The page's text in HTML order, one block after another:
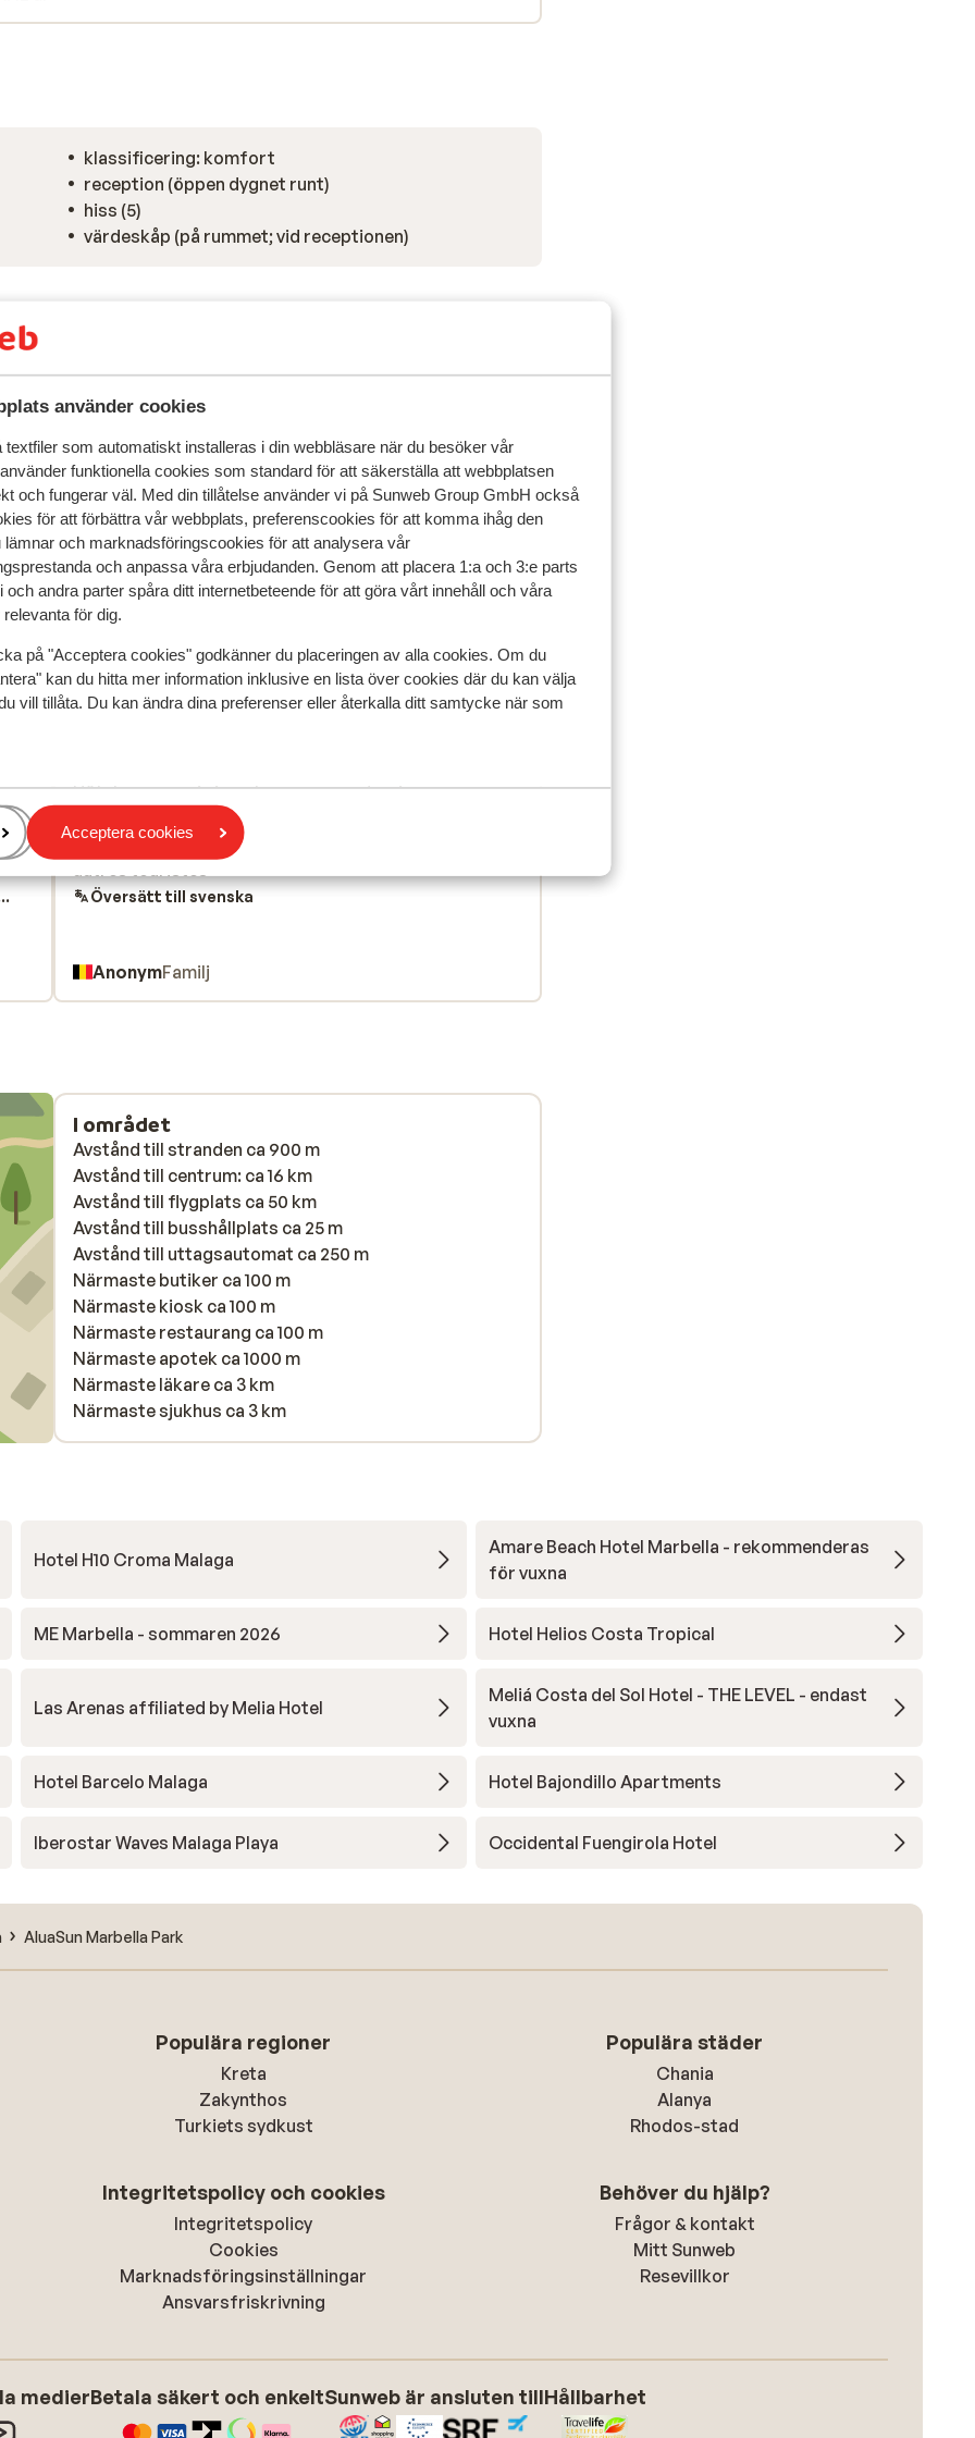
använder cookies
textfiler som automatiskt installeras i din webbläsare när du besöker vår
funktionella cookies som standard för att säkerställa att webbplatsen
och fungerar väl. Med din tillåtelse använder vi på Sunweb Group GmbH också
för att förbättra vår webbplats, preferenscookies för att komma ihåg den
lämnar och marknadsföringscookies för att analysera vår
och anpassa våra erbjudanden. Genom att placera 1:a och 3:e parts
andra parter spåra ditt internetbeteende för att göra vårt innehåll och våra
för dig.
på "Acceptera cookies" godkänner du placeringen av alla cookies. Om du
kan du hitta mer information inklusive en lista över cookies där du kan välja
vill tillåta. Du kan ändra dina preferenser eller återkalla ditt samtycke när som
Acceptera cookies
klassificering: komfort
reception (öppen dygnet runt)
hiss (5)
värdeskåp (på rummet; vid receptionen)
deras upplevelser av vår produkt. Mer om recensioner
Mest bokad av familj
Hôtel super mais je ne le recommanderais pas.
Beaucoup de gitans et espagnoles manquant de
respect sue ces outils pour le personnels ou pour les
autres touristes
Hôtel super mais je ne le recommanderais pas.
Beaucoup de gitans et espagnoles manquant de
respect sue ces outils pour le personnels ou pour les
autres touristes
Översätt till svenska
AnonymFamilj
I området
Avstånd till stranden ca 900 m
Avstånd till centrum: ca 16 km
Avstånd till flygplats ca 50 km
Avstånd till busshållplats ca 25 m
Avstånd till uttagsautomat ca 250 m
Närmaste butiker ca 100 m
Närmaste kiosk ca 100 m
Närmaste restaurang ca 100 m
Närmaste apotek ca 1000 m
Närmaste läkare ca 3 km
Närmaste sjukhus ca 3 km
Hotel H10 Croma Malaga
Amare Beach Hotel Marbella - rekommenderas
för vuxna
ME Marbella - sommaren 2026 Hotel Helios Costa Tropical
Las Arenas affiliated by Melia Hotel
Meliá Costa del Sol Hotel - THE LEVEL - endast
vuxna
Hotel Barcelo Malaga Hotel Bajondillo Apartments
Iberostar Waves Malaga Playa Occidental Fuengirola Hotel
AluaSun Marbella Park
Populära regioner
Kreta
Zakynthos
Turkiets sydkust
Populära städer
Chania
Alanya
Rhodos-stad
Integritetspolicy och cookies
Integritetspolicy
Cookies
Marknadsföringsinställningar
Ansvarsfriskrivning
Behöver du hjälp?
Frågor & kontakt
Mitt Sunweb
Resevillkor
medierBetala säkert och enkeltSunweb är ansluten tillHållbarhet